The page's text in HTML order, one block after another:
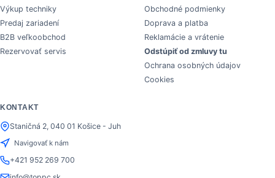
Výkup techniky
Predaj zariadení
B2B veľkoobchod
Rezervovať servis
Obchodné podmienky
Doprava a platba
Reklamácie a vrátenie
Odstúpiť od zmluvy tu
Ochrana osobných údajov
Cookies
KONTAKT
Staničná 2, 040 01 Košice - Juh
Navigovať k nám
+421 952 269 700